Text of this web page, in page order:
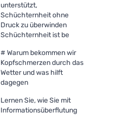
unterstützt,
Schüchternheit ohne
Druck zu überwinden
Schüchternheit ist be
# Warum bekommen wir
Kopfschmerzen durch das
Wetter und was hilft
dagegen
Lernen Sie, wie Sie mit
Informationsüberflutung